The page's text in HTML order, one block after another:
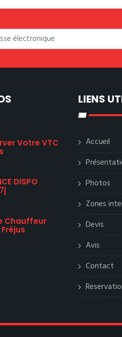
Votre VTC
DISPO
Chauffeur
LIENS
Accueil
Photos
Zones
Devis
Avis
Contact